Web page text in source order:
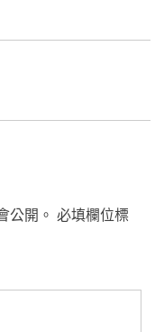
公開。 必填欄位標